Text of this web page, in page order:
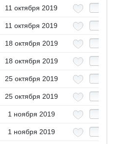
11 октября 2019
11 октября 2019
18 октября 2019
18 октября 2019
25 октября 2019
25 октября 2019
1 ноября 2019
1 ноября 2019